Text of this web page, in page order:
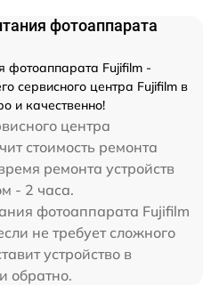
фотоаппарата
фотоаппарата Fujifilm -
сервисного центра Fujifilm в
и качественно!
центра
стоимость ремонта
ремонта устройств
- 2 часа.
фотоаппарата Fujifilm
не требует сложного
устройство в
обратно.